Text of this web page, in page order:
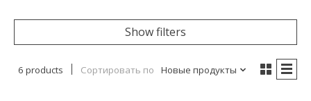
Show filters
6 products Сортировать по Новые продукты